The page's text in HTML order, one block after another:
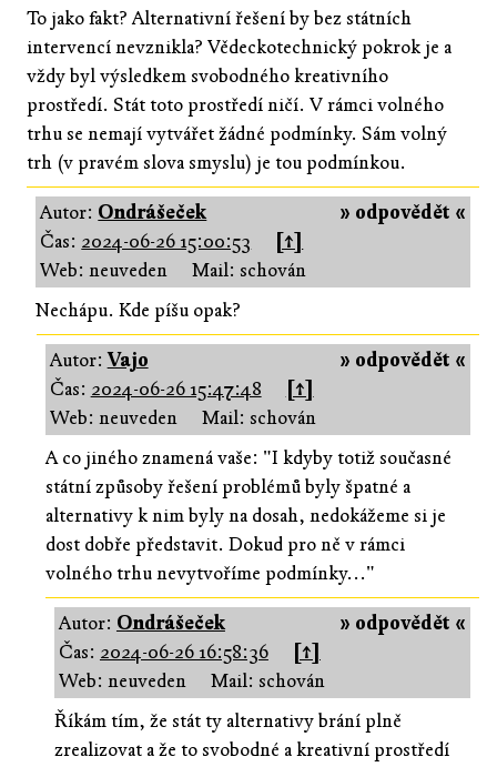
To jako fakt? Alternativní řešení by bez státních
intervencí nevznikla? Vědeckotechnický pokrok je a
vždy byl výsledkem svobodného kreativního
prostředí. Stát toto prostředí ničí. V rámci volného
trhu se nemají vytvářet žádné podmínky. Sám volný
trh (v pravém slova smyslu) je tou podmínkou.
» odpovědět «
Autor: Ondrášeček
Čas: 2024-06-26 15:00:53
[↑]
Web: neuveden
Mail: schován
Nechápu. Kde píšu opak?
» odpovědět «
Autor:Vajo
Čas: 2024-06-26 15:47:48
[↑]
Web: neuveden
Mail: schován
A co jiného znamená vaše: "I kdyby totiž současné
státní způsoby řešení problémů byly špatné a
alternativy k nim byly na dosah, nedokážeme si je
dost dobře představit. Dokud pro ně v rámci
volného trhu nevytvoříme podmínky..."
» odpovědět «
Autor: Ondrášeček
Čas: 2024-06-26 16:58:36
[↑]
Web: neuveden
Mail: schován
Říkám tím, že stát ty alternativy brání plně
zrealizovat a že to svobodné a kreativní prostředí